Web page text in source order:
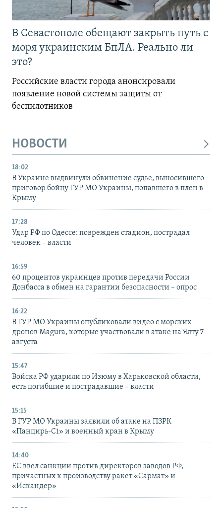
В Севастополе обещают закрыть путь с
моря украинским БпЛА. Реально ли
это?
Российские власти города анонсировали
появление новой системы защиты от
беспилотников
НОВОСТИ
18:02
В Украине выдвинули обвинение судье, выносившего
приговор бойцу ГУР МО Украины, попавшего в плен в
Крыму
17:28
Удар РФ по Одессе: поврежден стадион, пострадал
человек – власти
16:59
60 процентов украинцев против передачи России
Донбасса в обмен на гарантии безопасности – опрос
16:22
В ГУР МО Украины опубликовали видео с морских
дронов Magura, которые участвовали в атаке на Ялту 7
августа
15:47
Войска РФ ударили по Изюму в Харьковской области,
есть погибшие и пострадавшие – власти
15:15
В ГУР МО Украины заявили об атаке на ПЗРК
«Панцирь-С1» и военный кран в Крыму
14:40
ЕС ввел санкции против директоров заводов РФ,
причастных к производству ракет «Сармат» и
«Искандер»